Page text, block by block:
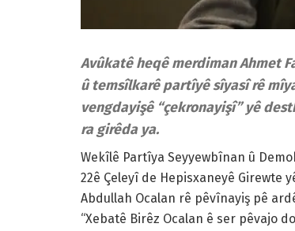
Avûkatê heqê merdiman Ahmet
û temsîlkarê partîyê sîyasî rê
vengdayişê “çekronayişî” yê
ra girêda ya.
Wekîlê Partîya Seyyewbînan û
22ê Çeleyî de Hepisxaneyê Girewte
Abdullah Ocalan rê pêvînayiş pê
“Xebatê Birêz Ocalan ê ser pêvajo